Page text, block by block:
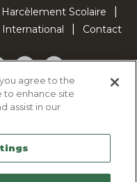
Scolaire
Contact
YouTubePinterestTikTok
agree to the
to enhance site
assist in our